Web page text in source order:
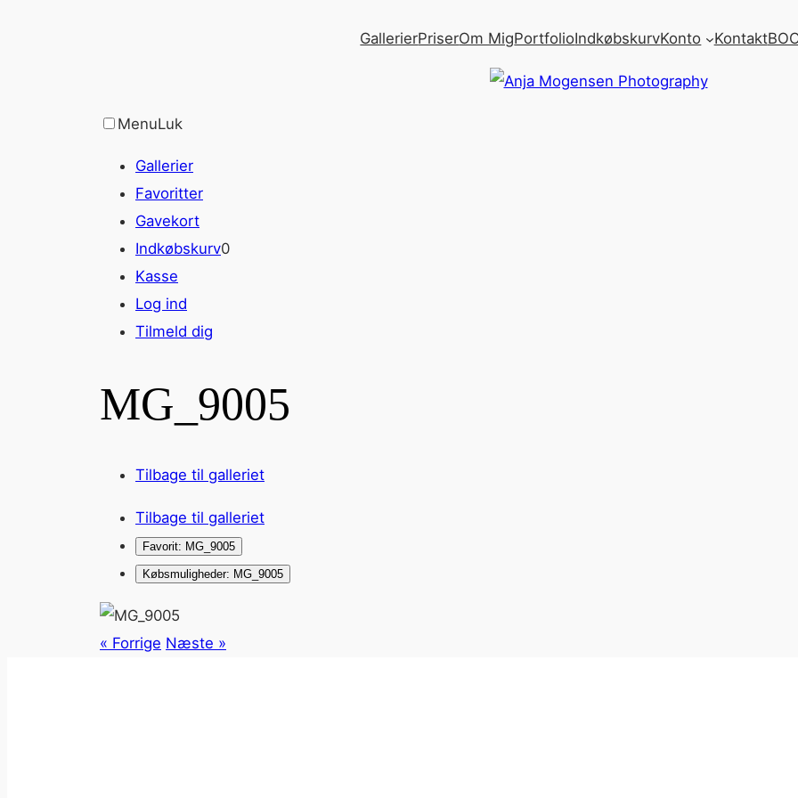
GallerierPriserOm MigPortfolioIndkøbskurvKonto Kontakt
MenuLuk
Gallerier
Favoritter
Gavekort
Indkøbskurv0
Kasse
Log ind
Tilmeld dig
MG_9005
Tilbage til galleriet
Tilbage til galleriet
Favorit: MG_9005
Købsmuligheder: MG_9005
« Forrige Næste »